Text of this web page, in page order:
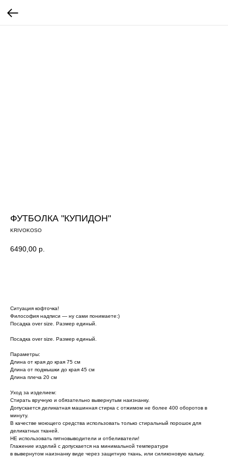
ФУТБОЛКА "КУПИДОН"
KRIVOKOSO
6490,00 р.
Ситуация кофточка!
Философия надписи — ну сами понимаете:)
Посадка over size. Размер единый.
Посадка over size. Размер единый.
Параметры:
Длина от края до края 75 см
Длина от подмышки до края 45 см
Длина плеча 20 см
Уход за изделием:
Стирать вручную и обязательно вывернутым наизнанку.
Допускается деликатная машинная стирка с отжимом не более 400 оборотов в
минуту.
В качестве моющего средства использовать только стиральный порошок для
деликатных тканей.
НЕ использовать пятновыводители и отбеливатели!
Глажение изделий с допускается на минимальной температуре
в вывернутом наизнанку виде через защитную ткань, или силиконовую кальку.